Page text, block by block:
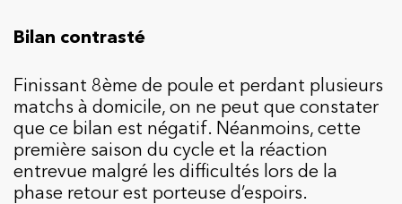
Bilan contrasté
Finissant 8ème de poule et perdant plusieurs
matchs à domicile, on ne peut que constater
que ce bilan est négatif. Néanmoins, cette
première saison du cycle et la réaction
entrevue malgré les difficultés lors de la
phase retour est porteuse d’espoirs.